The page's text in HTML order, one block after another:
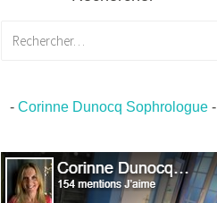
- Corinne Dunocq Sophrologue-